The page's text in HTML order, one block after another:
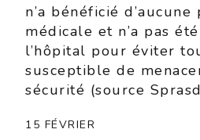
n’a bénéficié
médicale et n’a pas
l’hôpital pour éviter
susceptible de
sécurité (source
15 FÉVRIER